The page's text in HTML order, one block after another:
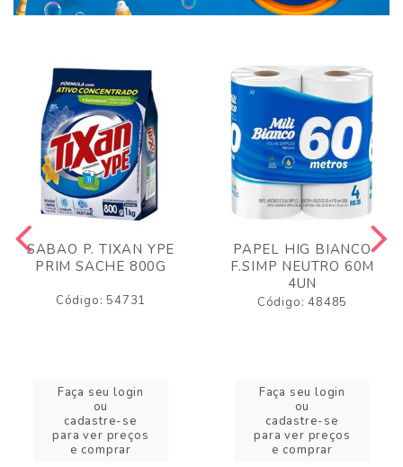
SABAO P. TIXAN YPE
PRIM SACHE 800G
Código: 54731
Faça seu login
ou
cadastre-se
para ver preços
e comprar
PAPEL HIG BIANCO
F.SIMP NEUTRO 60M
4UN
Código: 48485
Faça seu login
ou
cadastre-se
para ver preços
e comprar